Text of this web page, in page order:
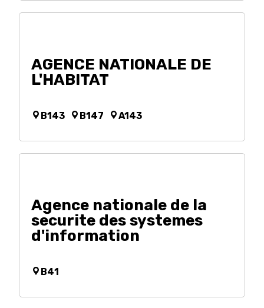
AGENCE NATIONALE DE
L'HABITAT
B143 B147 A143
Agence nationale de la
securite des systemes
d'information
B41